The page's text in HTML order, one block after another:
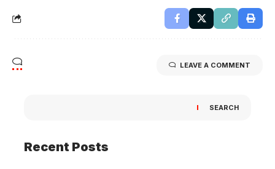
LEAVE A COMMENT
SEARCH
Recent Posts